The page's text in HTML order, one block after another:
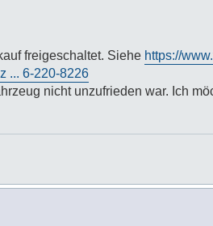
freigeschaltet. Siehe https://
... 6-220-8226
nicht unzufrieden war. Ich